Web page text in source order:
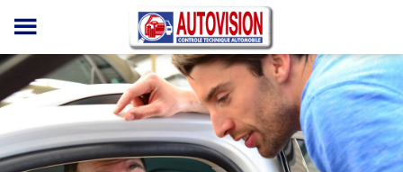
Panneau de gestion des cookies